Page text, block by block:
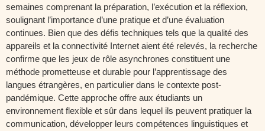
semaines comprenant la préparation, l’exécution et la réflexion,
soulignant l’importance d’une pratique et d’une évaluation
continues. Bien que des défis techniques tels que la qualité des
appareils et la connectivité Internet aient été relevés, la recherche
confirme que les jeux de rôle asynchrones constituent une
méthode prometteuse et durable pour l’apprentissage des
langues étrangères, en particulier dans le contexte post-
pandémique. Cette approche offre aux étudiants un
environnement flexible et sûr dans lequel ils peuvent pratiquer la
communication, développer leurs compétences linguistiques et